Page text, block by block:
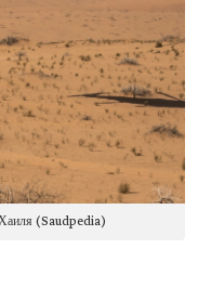
(Saudpedia)